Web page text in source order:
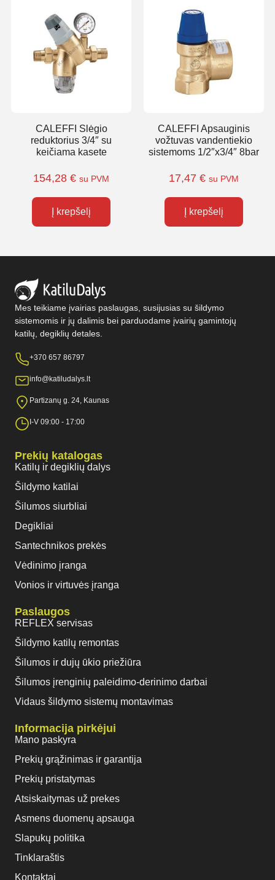
CALEFFI Slėgio
reduktorius 3/4″ su
keičiama kasete
154,28 € su PVM
Į krepšelį
CALEFFI Apsauginis
vožtuvas vandentiekio
sistemoms 1/2″x3/4″ 8bar
17,47 € su PVM
Į krepšelį
Mes teikiame įvairias paslaugas, susijusias su šildymo
sistemomis ir jų dalimis bei parduodame įvairių gamintojų
katilų, degiklių detales.
+370 657 86797
info@katiludalys.lt
Partizanų g. 24, Kaunas
I-V 09:00 - 17:00
Prekių katalogas
Katilų ir degiklių dalys
Šildymo katilai
Šilumos siurbliai
Degikliai
Santechnikos prekės
Vėdinimo įranga
Vonios ir virtuvės įranga
Paslaugos
REFLEX servisas
Šildymo katilų remontas
Šilumos ir dujų ūkio priežiūra
Šilumos įrenginių paleidimo-derinimo darbai
Vidaus šildymo sistemų montavimas
Informacija pirkėjui
Mano paskyra
Prekių grąžinimas ir garantija
Prekių pristatymas
Atsiskaitymas už prekes
Asmens duomenų apsauga
Slapukų politika
Tinklaraštis
Kontaktai